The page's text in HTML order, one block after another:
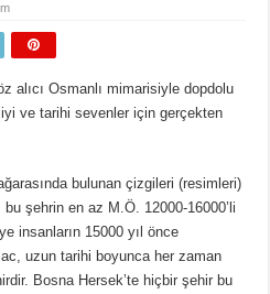
alıcı Osmanlı mimarisiyle dopdolu
ve tarihi sevenler için gerçekten
bulunan çizgileri (resimleri)
şehrin en az M.Ö. 12000-16000’li
insanların 15000 yıl önce
uzun tarihi boyunca her zaman
Bosna Hersek’te hiçbir şehir bu